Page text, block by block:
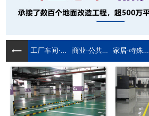
工厂车间·... 商业·公共... 家居·特殊...